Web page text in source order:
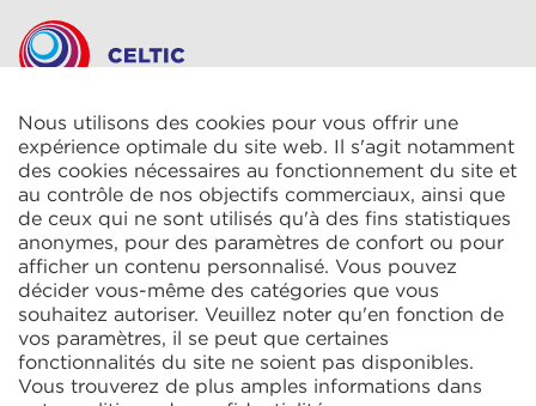
CELTIC S.A.R.L.
2 Rue René Cassin
ZAC La Villette-aux-Aulnes
77290 Mitry-Mory
FRANCE
KIT Electroheat Ltd.
Mexborough Business Centre
Nous utilisons des cookies pour vous offrir une
expérience optimale du site web. Il s'agit notamment
des cookies nécessaires au fonctionnement du site et
au contrôle de nos objectifs commerciaux, ainsi que
de ceux qui ne sont utilisés qu'à des fins statistiques
anonymes, pour des paramètres de confort ou pour
afficher un contenu personnalisé. Vous pouvez
décider vous-même des catégories que vous
souhaitez autoriser. Veuillez noter qu'en fonction de
vos paramètres, il se peut que certaines
fonctionnalités du site ne soient pas disponibles.
Vous trouverez de plus amples informations dans